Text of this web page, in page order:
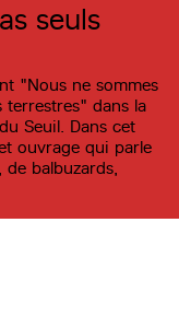
seuls
"Nous ne sommes
terrestres" dans la
Seuil. Dans cet
ouvrage qui parle
balbuzards,